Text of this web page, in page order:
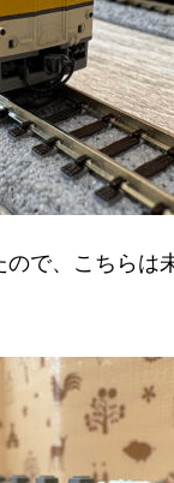
で、こちらは